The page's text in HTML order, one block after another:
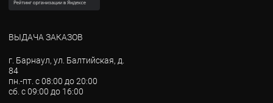
ВЫДАЧА ЗАКАЗОВ
г. Барнаул, ул. Балтийская, д.
84
пн.-пт. с 08:00 до 20:00
сб. с 09:00 до 16:00